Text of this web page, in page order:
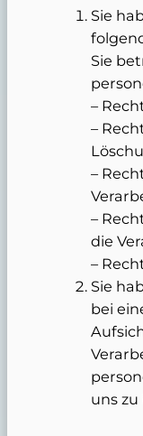
Sie
Sie
–
–
–
–
die
–
Sie
bei
uns